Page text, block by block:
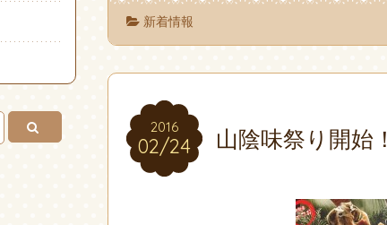
新着情報
2016
02/24
2016
02/24 山陰味祭り開始！